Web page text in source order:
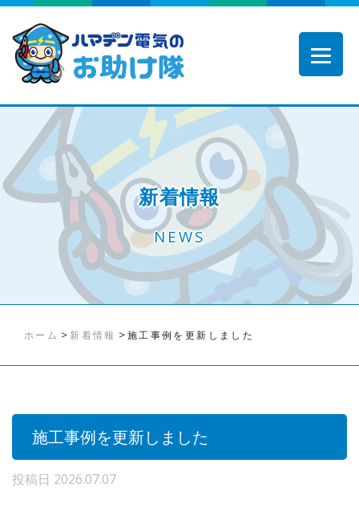
新着情報
NEWS
ホーム > 新着情報 >施工事例を更新しました
施工事例を更新しました
投稿日 2026.07.07